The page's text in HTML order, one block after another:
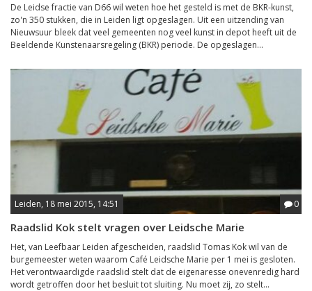
De Leidse fractie van D66 wil weten hoe het gesteld is met de BKR-kunst,
zo'n 350 stukken, die in Leiden ligt opgeslagen. Uit een uitzending van
Nieuwsuur bleek dat veel gemeenten nog veel kunst in depot heeft uit de
Beeldende Kunstenaarsregeling (BKR) periode. De opgeslagen...
Leiden, 18 mei 2015, 14:51 0
Raadslid Kok stelt vragen over Leidsche Marie
Het, van Leefbaar Leiden afgescheiden, raadslid Tomas Kok wil van de
burgemeester weten waarom Café Leidsche Marie per 1 mei is gesloten.
Het verontwaardigde raadslid stelt dat de eigenaresse onevenredig hard
wordt getroffen door het besluit tot sluiting. Nu moet zij, zo stelt...